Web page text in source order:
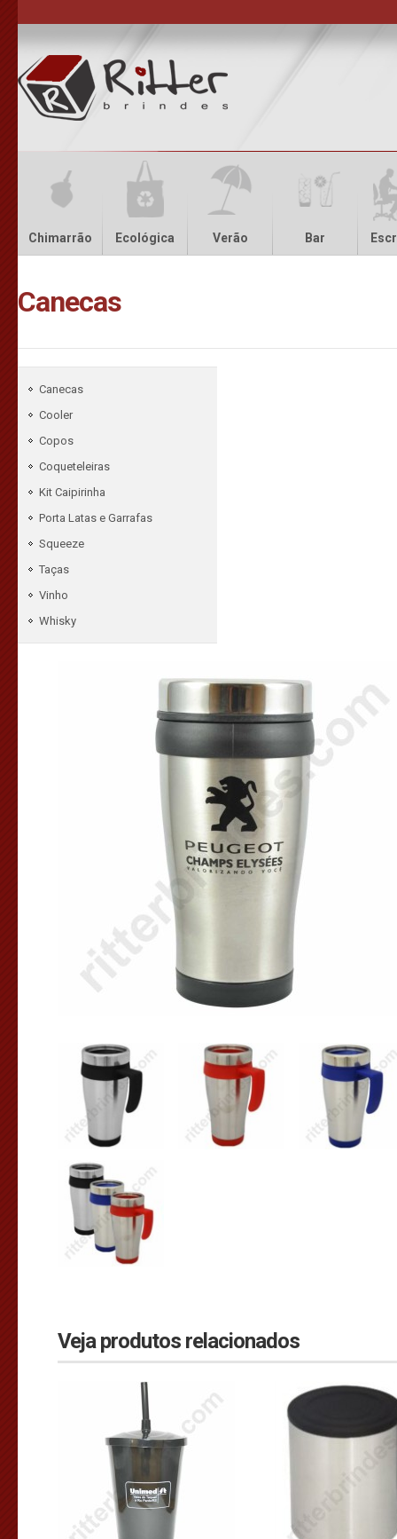
Chimarrão Ecológica Verão Bar
Canecas
Canecas
Cooler
Copos
Coqueteleiras
Kit Caipirinha
Porta Latas e Garrafas
Squeeze
Taças
Vinho
Whisky
Veja produtos relacionados